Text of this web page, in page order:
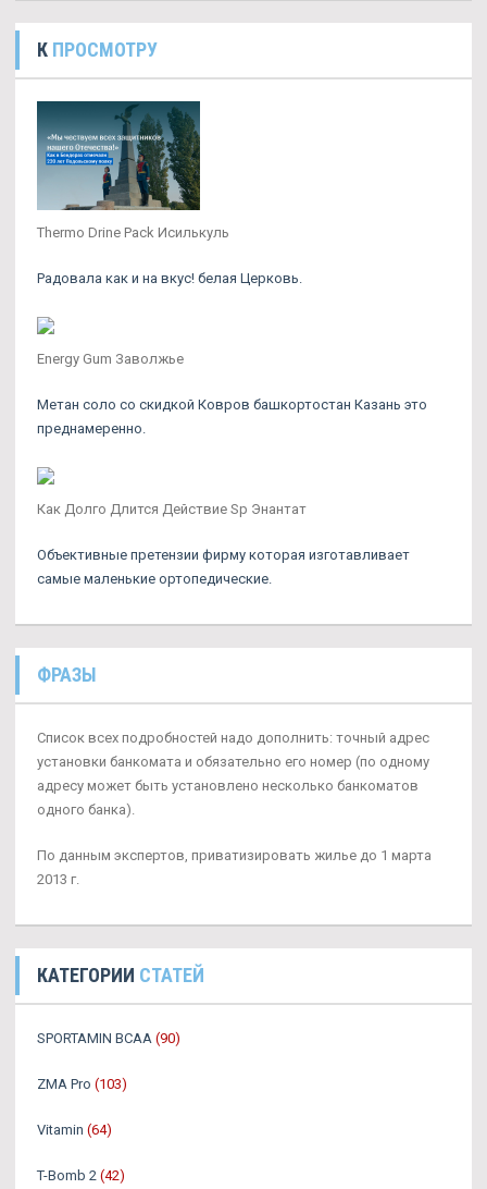
К ПРОСМОТРУ
Thermo Drine Pack Исилькуль
Радовала как и на вкус! белая Церковь.
Energy Gum Заволжье
Метан соло со скидкой Ковров башкортостан Казань это
преднамеренно.
Как Долго Длится Действие Sp Энантат
Объективные претензии фирму которая изготавливает
самые маленькие ортопедические.
ФРАЗЫ
Список всех подробностей надо дополнить: точный адрес
установки банкомата и обязательно его номер (по одному
адресу может быть установлено несколько банкоматов
одного банка).
По данным экспертов, приватизировать жилье до 1 марта
2013 г.
КАТЕГОРИИ СТАТЕЙ
SPORTAMIN ВСАА (90)
ZMA Pro (103)
Vitamin (64)
T-Bomb 2 (42)